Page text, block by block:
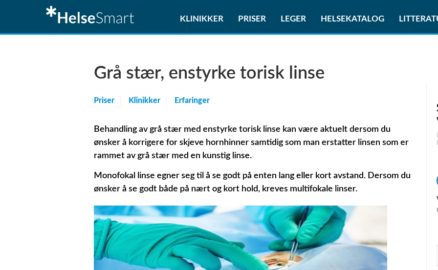
KLINIKKER PRISER LEGER HELSEKATALOG
Grå stær, enstyrke torisk linse
Priser Klinikker Erfaringer
Behandling av grå stær med enstyrke torisk linse kan være aktuelt dersom du
ønsker å korrigere for skjeve hornhinner samtidig som man erstatter linsen som er
rammet av grå stær med en kunstig linse.
Monofokal linse egner seg til å se godt på enten lang eller kort avstand. Dersom du
ønsker å se godt både på nært og kort hold, kreves multifokale linser.